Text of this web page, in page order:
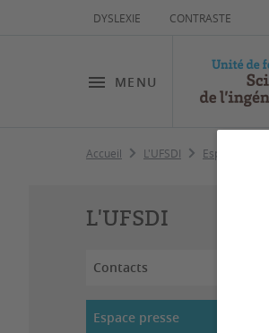
DYSLEXIE CONTRASTE
MENU
Accueil L'UFSDI Espace presse
L'UFSDI
Contacts
Espace presse